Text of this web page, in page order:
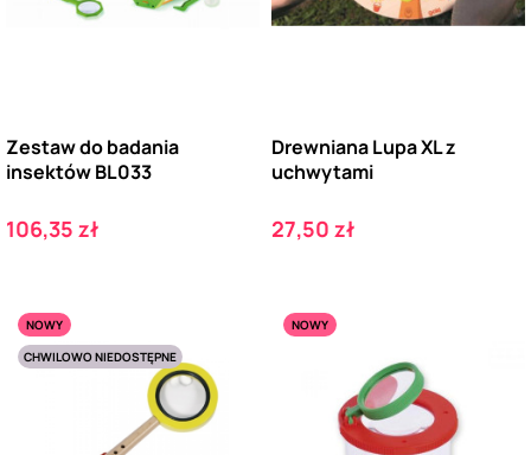
Zestaw do badania
insektów BL033
Cena
106,35 zł
Drewniana Lupa XL z
uchwytami
Cena
27,50 zł
NOWY
CHWILOWO NIEDOSTĘPNE
NOWY